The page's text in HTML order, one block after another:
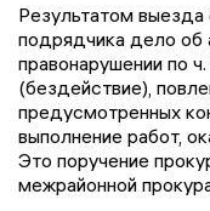
Результатом
подрядчика дело об
правонарушении по
(бездействие),
предусмотренных
выполнение работ,
Это поручение
межрайонной